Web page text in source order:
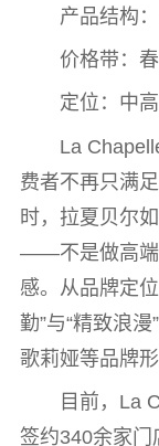
产品结构
价格带：
定位：中
La
费者不再只满
时，拉夏贝尔
——不是做高端
感。从品牌定
勤”与“精致浪
歌莉娅等品牌
目前，La
签约340余家